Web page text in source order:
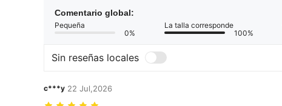
Comentario global:
Pequeña
0%
La talla corresponde
100%
Sin reseñas locales
c***y 22 Jul,2026